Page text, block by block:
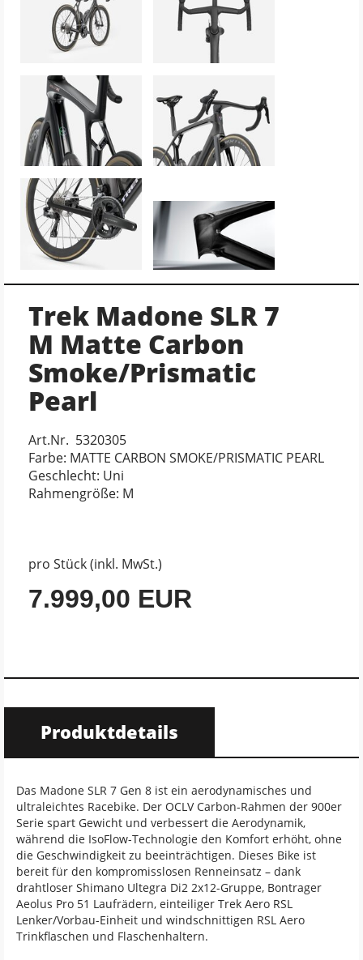
Trek Madone SLR 7
M Matte Carbon
Smoke/Prismatic
Pearl
Art.Nr. 5320305
Farbe: MATTE CARBON SMOKE/PRISMATIC PEARL
Geschlecht: Uni
Rahmengröße: M
pro Stück (inkl. MwSt.)
7.999,00 EUR
Produktdetails
Das Madone SLR 7 Gen 8 ist ein aerodynamisches und
ultraleichtes Racebike. Der OCLV Carbon-Rahmen der 900er
Serie spart Gewicht und verbessert die Aerodynamik,
während die IsoFlow-Technologie den Komfort erhöht, ohne
die Geschwindigkeit zu beeinträchtigen. Dieses Bike ist
bereit für den kompromisslosen Renneinsatz – dank
drahtloser Shimano Ultegra Di2 2x12-Gruppe, Bontrager
Aeolus Pro 51 Laufrädern, einteiliger Trek Aero RSL
Lenker/Vorbau-Einheit und windschnittigen RSL Aero
Trinkflaschen und Flaschenhaltern.